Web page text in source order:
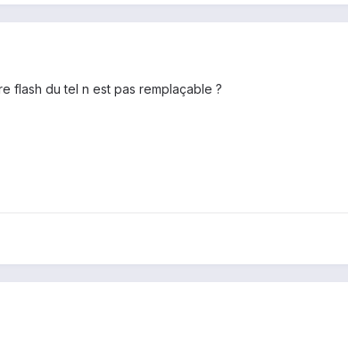
flash du tel n est pas remplaçable ?